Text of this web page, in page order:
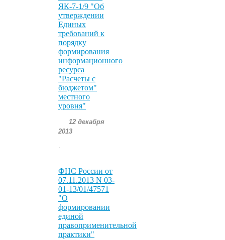
ЯК-7-1/9 "Об
утверждении
Единых
требований к
порядку
формирования
информационного
ресурса
"Расчеты с
бюджетом"
местного
уровня"
12 декабря
2013
ФНС России от
07.11.2013 N 03-
01-13/01/47571
"О
формировании
единой
правоприменительной
практики"